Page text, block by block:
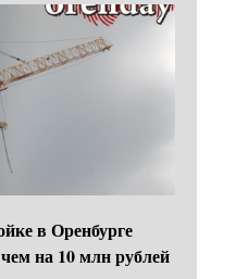
в Оренбурге
на 10 млн рублей